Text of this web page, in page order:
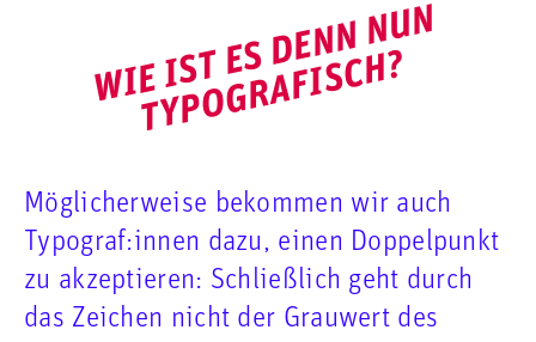
W
I
E
I
S
T
E
S
D
E
N
N
N
U
N
T
Y
P
O
G
R
A
F
I
S
C
H
?
Möglicherweise bekommen wir auch
Typograf:innen dazu, einen Doppelpunkt
zu akzeptieren: Schließlich geht durch
das Zeichen nicht der Grauwert des